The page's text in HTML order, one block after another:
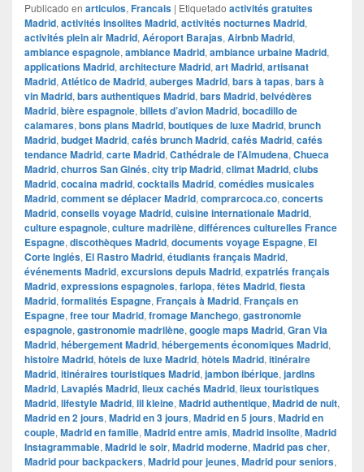
Publicado en articulos, Francais | Etiquetado activités gratuites
Madrid, activités insolites Madrid, activités nocturnes Madrid,
activités plein air Madrid, Aéroport Barajas, Airbnb Madrid,
ambiance espagnole, ambiance Madrid, ambiance urbaine Madrid,
applications Madrid, architecture Madrid, art Madrid, artisanat
Madrid, Atlético de Madrid, auberges Madrid, bars à tapas, bars à
vin Madrid, bars authentiques Madrid, bars Madrid, belvédères
Madrid, bière espagnole, billets d’avion Madrid, bocadillo de
calamares, bons plans Madrid, boutiques de luxe Madrid, brunch
Madrid, budget Madrid, cafés brunch Madrid, cafés Madrid, cafés
tendance Madrid, carte Madrid, Cathédrale de l’Almudena, Chueca
Madrid, churros San Ginés, city trip Madrid, climat Madrid, clubs
Madrid, cocaina madrid, cocktails Madrid, comédies musicales
Madrid, comment se déplacer Madrid, comprarcoca.co, concerts
Madrid, conseils voyage Madrid, cuisine internationale Madrid,
culture espagnole, culture madrilène, différences culturelles France
Espagne, discothèques Madrid, documents voyage Espagne, El
Corte Inglés, El Rastro Madrid, étudiants français Madrid,
événements Madrid, excursions depuis Madrid, expatriés français
Madrid, expressions espagnoles, farlopa, fêtes Madrid, fiesta
Madrid, formalités Espagne, Français à Madrid, Français en
Espagne, free tour Madrid, fromage Manchego, gastronomie
espagnole, gastronomie madrilène, google maps Madrid, ​​Gran Via
Madrid, hébergement Madrid, hébergements économiques Madrid,
histoire Madrid, hôtels de luxe Madrid, hôtels Madrid, itinéraire
Madrid, itinéraires touristiques Madrid, jambon ibérique, jardins
Madrid, Lavapiés Madrid, lieux cachés Madrid, lieux touristiques
Madrid, lifestyle Madrid, lil kleine, Madrid authentique, Madrid de nuit,
Madrid en 2 jours, Madrid en 3 jours, Madrid en 5 jours, Madrid en
couple, Madrid en famille, Madrid entre amis, Madrid insolite, Madrid
Instagrammable, Madrid le soir, Madrid moderne, Madrid pas cher,
Madrid pour backpackers, Madrid pour jeunes, Madrid pour seniors,